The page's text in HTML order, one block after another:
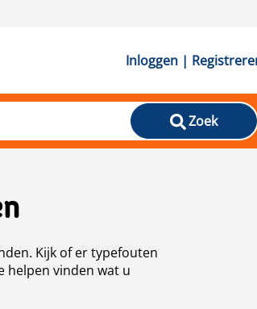
Inloggen |
Zoek
Kijk of er typefouten
helpen vinden wat u